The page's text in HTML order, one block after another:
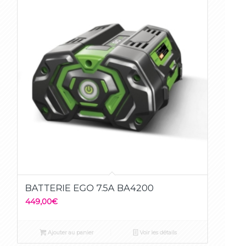
BATTERIE EGO 7.5A BA4200
449,00€
Ajouter au panier Voir les détails